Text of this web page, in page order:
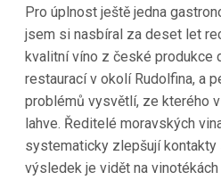
Pro úplnost ještě jedna
jsem si nasbíral za deset let
kvalitní víno z české produkce
restaurací v okolí Rudolfina, a
problémů vysvětlí, ze kterého
lahve. Ředitelé moravských
systematicky zlepšují
výsledek je vidět na